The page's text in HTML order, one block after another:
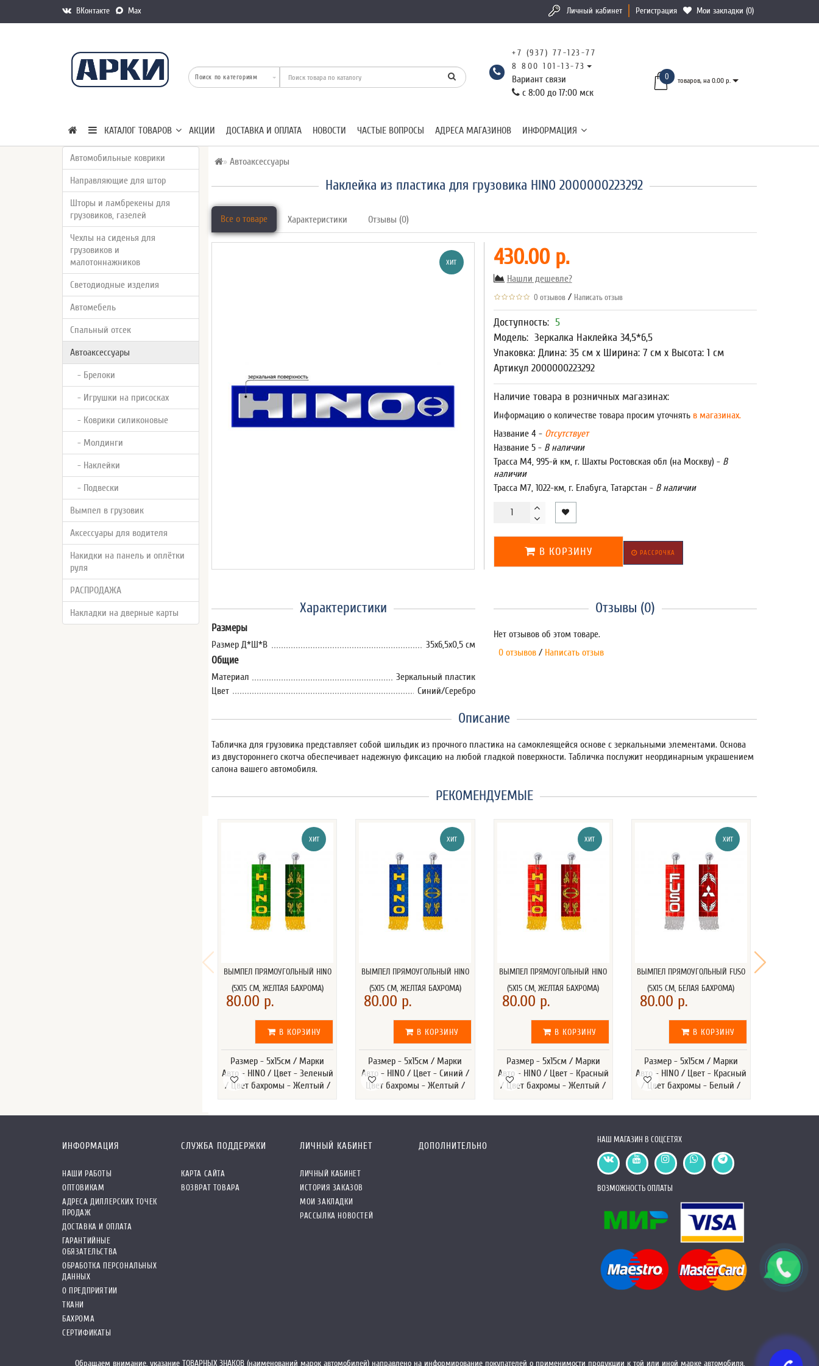
ВКонтакте Max Личный кабинет Регистрация Мои закладки (0)
+7 (937) 77-123-77
8 800 101-13-73
Вариант связи
с 8:00 до 17:00 мск
0 товаров, на 0.00 р.
КАТАЛОГ ТОВАРОВ АКЦИИ ДОСТАВКА И ОПЛАТА НОВОСТИ ЧАСТЫЕ ВОПРОСЫ АДРЕСА МАГАЗИНОВ ИНФОРМАЦИЯ
Автомобильные коврики
Направляющие для штор
Шторы и ламбрекены для
грузовиков, газелей
Чехлы на сиденья для
грузовиков и
малотоннажников
Светодиодные изделия
Автомебель
Спальный отсек
Автоаксессуары
- Брелоки
- Игрушки на присосках
- Коврики силиконовые
- Молдинги
- Наклейки
- Подвески
Вымпел в грузовик
Аксессуары для водителя
Накидки на панель и оплётки
руля
РАСПРОДАЖА
Накладки на дверные карты
Автоаксессуары
Наклейка из пластика для грузовика HINO 2000000223292
Все о товаре Характеристики Отзывы (0)
ХИТ 430.00 р.
Нашли дешевле?
0 отзывов / Написать отзыв
Доступность: 5
Модель: Зеркалка Наклейка 34,5*6,5
Упаковка: Длина: 35 см x Ширина: 7 см x Высота: 1 см
Артикул 2000000223292
Наличие товара в розничных магазинах:
Информацию о количестве товара просим уточнятьв магазинах.
Название 4 - Отсутствует
Название 5 - В наличии
Трасса М4, 995-й км, г. Шахты Ростовская обл (на Москву) - В
наличии
Трасса М7, 1022-км, г. Елабуга, Татарстан - В наличии
В КОРЗИНУ РАССРОЧКА
Характеристики
Размеры
Размер Д*Ш*В 35х6,5х0,5 см
Общие
Материал
Зеркальный пластик
Цвет
Синий/Серебро
Отзывы (0)
Нет отзывов об этом товаре.
0 отзывов / Написать отзыв
Описание
Табличка для грузовика представляет собой шильдик из прочного пластика на самоклеящейся основе с зеркальными элементами. Основа
из двустороннего скотча обеспечивает надежную фиксацию на любой гладкой поверхности. Табличка послужит неординарным украшением
салона вашего автомобиля.
РЕКОМЕНДУЕМЫЕ
ХИТ
ВЫМПЕЛ ПРЯМОУГОЛЬНЫЙ HINO
(5Х15 СМ, ЖЕЛТАЯ БАХРОМА)
80.00 р.
В КОРЗИНУ
Размер - 5х15см / Марки
Авто - HINO / Цвет - Зеленый
/ Цвет бахромы - Желтый /
ХИТ
ВЫМПЕЛ ПРЯМОУГОЛЬНЫЙ HINO
(5Х15 СМ, ЖЕЛТАЯ БАХРОМА)
80.00 р.
В КОРЗИНУ
Размер - 5х15см / Марки
Авто - HINO / Цвет - Синий /
Цвет бахромы - Желтый /
ХИТ
ВЫМПЕЛ ПРЯМОУГОЛЬНЫЙ HINO
(5Х15 СМ, ЖЕЛТАЯ БАХРОМА)
80.00 р.
В КОРЗИНУ
Размер - 5х15см / Марки
Авто - HINO / Цвет - Красный
/ Цвет бахромы - Желтый /
ХИТ
ВЫМПЕЛ ПРЯМОУГОЛЬНЫЙ FUSO
(5Х15 СМ, БЕЛАЯ БАХРОМА)
80.00 р.
В КОРЗИНУ
Размер - 5х15см / Марки
Авто - HINO / Цвет - Красный
/ Цвет бахромы - Белый /
ИНФОРМАЦИЯ
НАШИ РАБОТЫ
ОПТОВИКАМ
АДРЕСА ДИЛЛЕРСКИХ ТОЧЕК
ПРОДАЖ
ДОСТАВКА И ОПЛАТА
ГАРАНТИЙНЫЕ
ОБЯЗАТЕЛЬСТВА
ОБРАБОТКА ПЕРСОНАЛЬНЫХ
ДАННЫХ
О ПРЕДПРИЯТИИ
ТКАНИ
БАХРОМА
СЕРТИФИКАТЫ
СЛУЖБА ПОДДЕРЖКИ
КАРТА САЙТА
ВОЗВРАТ ТОВАРА
ЛИЧНЫЙ КАБИНЕТ
ЛИЧНЫЙ КАБИНЕТ
ИСТОРИЯ ЗАКАЗОВ
МОИ ЗАКЛАДКИ
РАССЫЛКА НОВОСТЕЙ
ДОПОЛНИТЕЛЬНО
НАШ МАГАЗИН В СОЦСЕТЯХ
ВОЗМОЖНОСТЬ ОПЛАТЫ
Обращаем внимание, указание ТОВАРНЫХ ЗНАКОВ (наименований марок автомобилей) направлено на информирование покупателей о применимости продукции к той или иной марке автомобиля,